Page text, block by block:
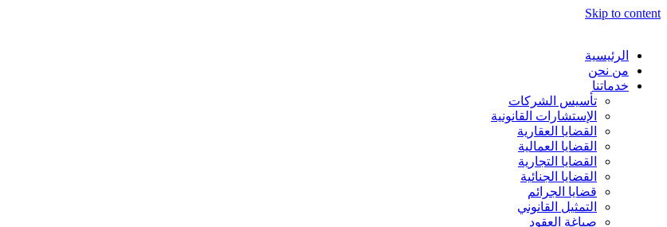
Skip to content
الرئيسية
من نحن
خدماتنا
تأسيس الشركات
الإستشارات القانونية
القضايا العقارية
القضايا العمالية
القضايا التجارية
القضايا الجنائية
قضايا الجرائم
التمثيل القانوني
صياغة العقود